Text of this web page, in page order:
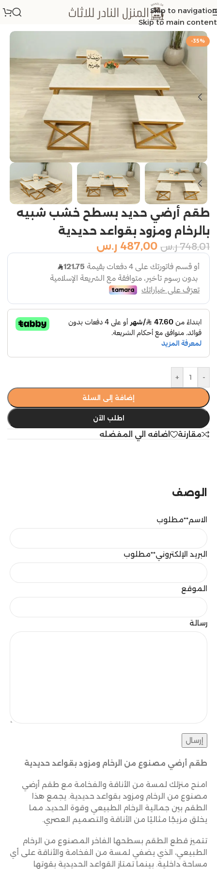
Skip to navigation
Skip to main content
الرئيسية/اطقم طاولات
-35%
طقم أرضي حديد بسطح خشب شبيه
بالرخام ومزود بقواعد حديدية
748,01 ر.س 487,00 ر.س
-
+
إضافة إلى السلة
اطلب الآن
مقارنة اضافه الي المفضله
الوصف
الاسم**مطلوب
البريد الإلكتروني**مطلوب
الموقع
رسالة
إرسال
طقم أرضي مصنوع من الرخام ومزود بقواعد حديدية
امنح منزلك لمسة من الأناقة والفخامة مع طقم أرضي
مصنوع من الرخام ومزود بقواعد حديدية. يجمع هذا
الطقم بين جمالية الرخام الطبيعي وقوة الحديد، مما
يخلق مزيجًا مثاليًا من الأناقة والتصميم العصري.
تتميز قطع الطقم بسطحها الفاخر المصنوع من الرخام
الطبيعي، الذي يضفي لمسة من الفخامة والأناقة على أي
مساحة داخلية. بينما تمتاز القواعد الحديدية بقوتها